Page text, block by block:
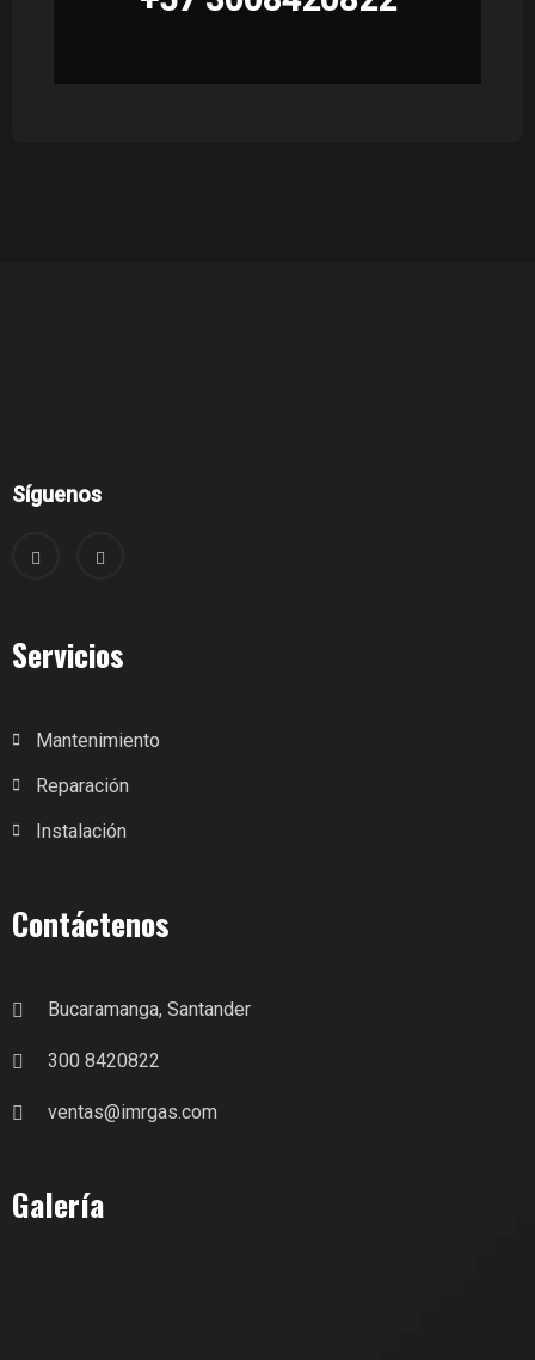
Síguenos
Servicios
Mantenimiento
Reparación
Instalación
Contáctenos
Bucaramanga, Santander
300 8420822
ventas@imrgas.com
Galería